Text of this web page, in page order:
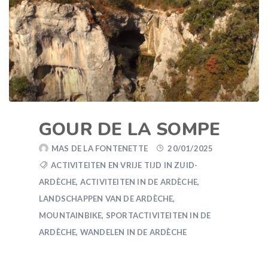
GOUR DE LA SOMPE
MAS DE LA FONTENETTE
20/01/2025
ACTIVITEITEN EN VRIJE TIJD IN ZUID-
ARDÈCHE, ACTIVITEITEN IN DE ARDÈCHE,
LANDSCHAPPEN VAN DE ARDÈCHE,
MOUNTAINBIKE, SPORTACTIVITEITEN IN DE
ARDÈCHE, WANDELEN IN DE ARDÈCHE